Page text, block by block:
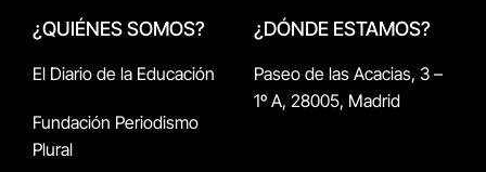
¿QUIÉNES SOMOS?
El Diario de la Educación
Fundación Periodismo
Plural
¿DÓNDE ESTAMOS?
Paseo de las Acacias, 3 –
1º A, 28005, Madrid